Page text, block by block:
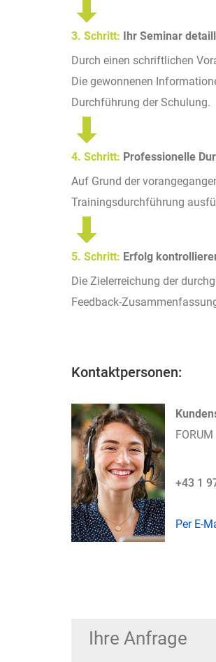
3. Schritt: Ihr Seminar
Durch einen schriftlichen
Die gewonnenen
Durchführung der Schulung.
4. Schritt: Professionelle
Auf Grund der
Trainingsdurchführung
5. Schritt: Erfolg
Die Zielerreichung der
Feedback-
Kontaktpersonen:
+43 1
Per E-
Ihre Anfrage